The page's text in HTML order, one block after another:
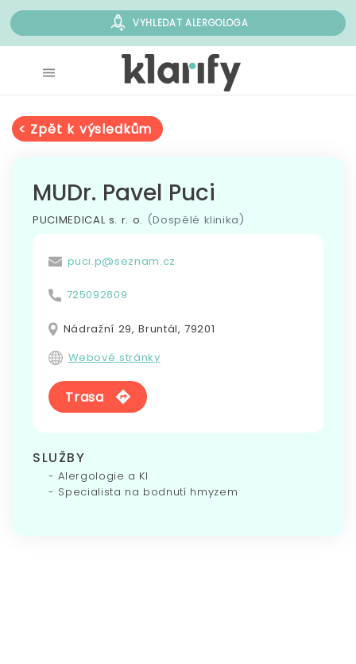
VYHLEDAT ALERGOLOGA
< Zpět k výsledkům
MUDr. Pavel Puci
PUCIMEDICAL s. r. o. (Dospělé klinika)
puci.p@seznam.cz
725092809
Nádražní 29, Bruntál, 79201
Webové stránky
Trasa
SLUŽBY
Alergologie a KI
Specialista na bodnutí hmyzem